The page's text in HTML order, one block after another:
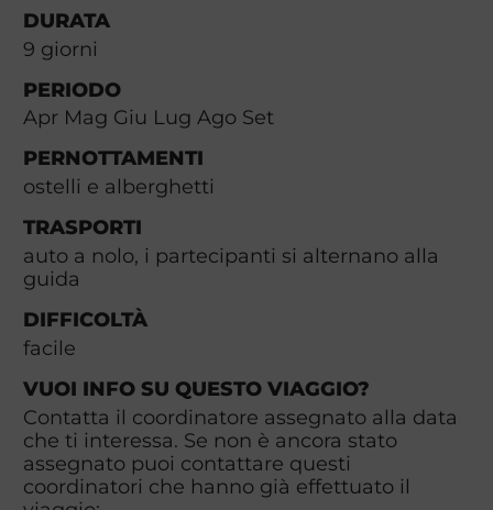
DURATA
9 giorni
PERIODO
Apr Mag Giu Lug Ago Set
PERNOTTAMENTI
ostelli e alberghetti
TRASPORTI
auto a nolo, i partecipanti si alternano alla
guida
DIFFICOLTÀ
facile
VUOI INFO SU QUESTO VIAGGIO?
Contatta il coordinatore assegnato alla data
che ti interessa. Se non è ancora stato
assegnato puoi contattare questi
coordinatori che hanno già effettuato il